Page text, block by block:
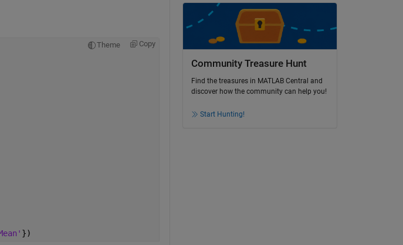
Theme Copy
})
Community Treasure Hunt
Find the treasures in MATLAB Central and
discover how the community can help you!
Start Hunting!